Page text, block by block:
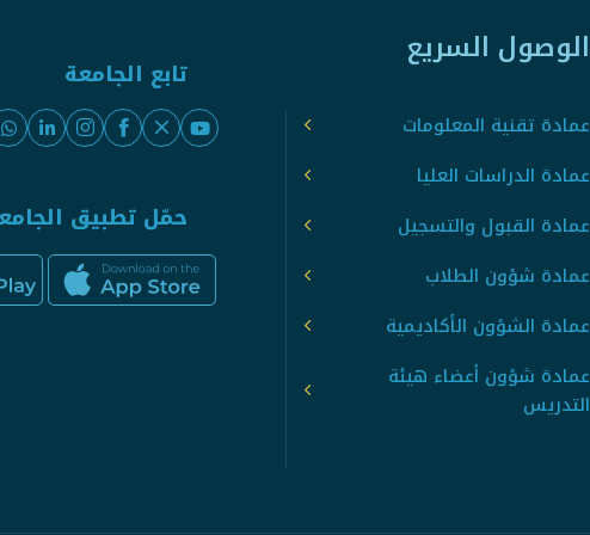
الوصول السريع
عمادة تقنية المعلومات
عمادة الدراسات العليا
عمادة القبول والتسجيل
عمادة شؤون الطلاب
عمادة الشؤون الأكاديمية
عمادة شؤون أعضاء هيئة
التدريس
تابع الجامعة
حمّل تطبيق